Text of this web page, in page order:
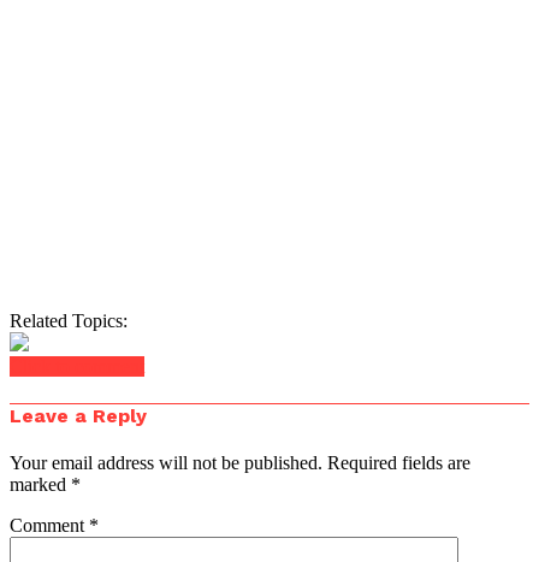
Related Topics:
Leave a Reply
Your email address will not be published. Required fields are
marked *
Comment *